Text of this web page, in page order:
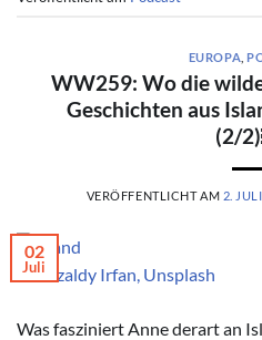
EUROPA
WW259: Wo die
Geschichten aus
(2/
VERÖFFENTLICHT AM 2.
© Dezaldy Irfan, Unsplash
02
Juli
Was fasziniert Anne derart an